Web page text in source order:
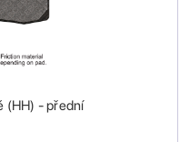
(HH) - přední